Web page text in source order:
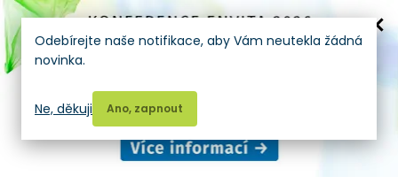
Odebírejte naše notifikace, aby Vám neutekla žádná
novinka.
Ano, zapnout
Ne, děkuji